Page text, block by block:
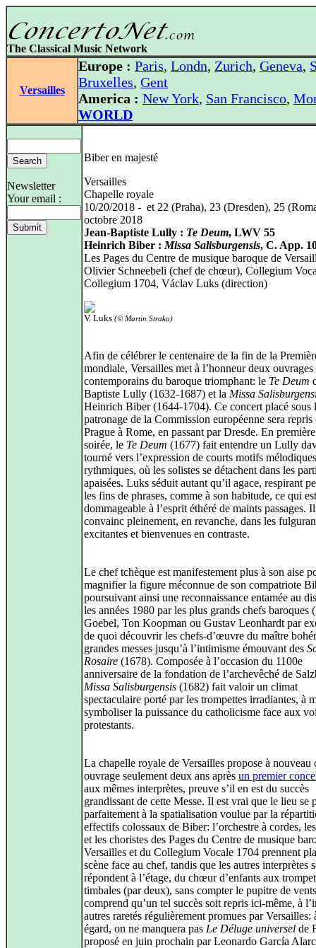
The Classical Music Network
Versailles
Europe : Paris, Londn, Zurich, Geneva,
Bruxelles, Gent
America : New York, San Francisco,
WORLD
Newsletter
Your email :
Biber en majesté
Versailles
Chapelle royale
10/20/2018 - et 22 (Praha), 23 (Dresden), 25
octobre 2018
Jean-Baptiste Lully : Te Deum, LWV 55
Heinrich Biber : Missa Salisburgensis, C. App.
Les Pages du Centre de musique baroque de
Olivier Schneebeli (chef de chœur), Collegium
Collegium 1704, Václav Luks (direction)
V. Luks (© Martin Straka)
Afin de célébrer le centenaire de la fin de la
mondiale, Versailles met à l’honneur deux ouvrages
contemporains du baroque triomphant: le Te Deum
Baptiste Lully (1632-1687) et la Missa
Heinrich Biber (1644-1704). Ce concert placé sous
patronage de la Commission européenne sera repris
Prague à Rome, en passant par Dresde. En
soirée, le Te Deum (1677) fait entendre un Lully
tourné vers l’expression de courts motifs
rythmiques, où les solistes se détachent dans les
apaisées. Luks séduit autant qu’il agace, respirant
les fins de phrases, comme à son habitude, ce qui est
dommageable à l’esprit éthéré de maints passages. Il
convainc pleinement, en revanche, dans les
excitantes et bienvenues en contraste.
Le chef tchèque est manifestement plus à son aise
magnifier la figure méconnue de son compatriote
poursuivant ainsi une reconnaissance entamée au
les années 1980 par les plus grands chefs baroques
Goebel, Ton Koopman ou Gustav Leonhardt par
de quoi découvrir les chefs-d’œuvre du maître
grandes messes jusqu’à l’intimisme émouvant des
Rosaire (1678). Composée à l’occasion du 1100e
anniversaire de la fondation de l’archevêché de
Missa Salisburgensis (1682) fait valoir un climat
spectaculaire porté par les trompettes irradiantes, à
symboliser la puissance du catholicisme face aux
protestants.
La chapelle royale de Versailles propose à nouveau
ouvrage seulement deux ans après un premier
aux mêmes interprètes, preuve s’il en est du succès
grandissant de cette Messe. Il est vrai que le lieu se
parfaitement à la spatialisation voulue par la
effectifs colossaux de Biber: l’orchestre à cordes,
et les choristes des Pages du Centre de musique
Versailles et du Collegium Vocale 1704 prennent
scène face au chef, tandis que les autres interprètes
répondent à l’étage, du chœur d’enfants aux
timbales (par deux), sans compter le pupitre de
comprend qu’un tel succès soit repris ici-même, à
autres raretés régulièrement promues par Versailles:
égard, on ne manquera pas Le Déluge universel de
proposé en juin prochain par Leonardo García